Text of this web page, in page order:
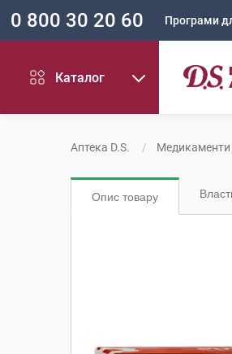
0 800 30 20 60 Програми
Каталог
Аптека D.S. Медикаменти
Опис товару